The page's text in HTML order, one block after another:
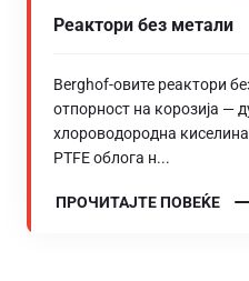
Реактори без метали
Berghof-овите реактори
отпорност на корозија —
хлороводородна
PTFE облога н...
ПРОЧИТАЈТЕ ПОВЕЌЕ